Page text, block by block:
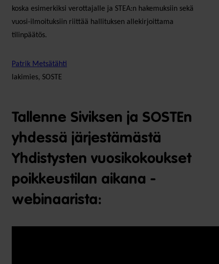
koska esimerkiksi verottajalle ja STEA:n hakemuksiin sekä
vuosi-ilmoituksiin riittää hallituksen allekirjoittama
tilinpäätös.
Patrik Metsätähti
lakimies, SOSTE
Tallenne Siviksen ja SOSTEn
yhdessä järjestämästä
Yhdistysten vuosikokoukset
poikkeustilan aikana -
webinaarista: